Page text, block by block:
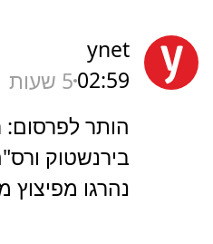
ynet
02:595 שעות
הותר
בירנשטוק
נהרגו מפיצוץ